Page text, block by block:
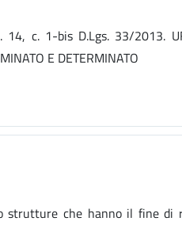
c. 1-bis D.Lgs. 33/2013.
E DETERMINATO
strutture che hanno il fine